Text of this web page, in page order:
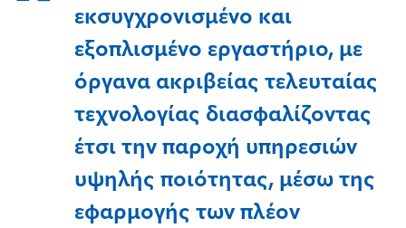
εκσυγχρονισμένο και
εξοπλισμένο εργαστήριο, με
όργανα ακριβείας τελευταίας
τεχνολογίας διασφαλίζοντας
έτσι την παροχή υπηρεσιών
υψηλής ποιότητας, μέσω της
εφαρμογής των πλέον